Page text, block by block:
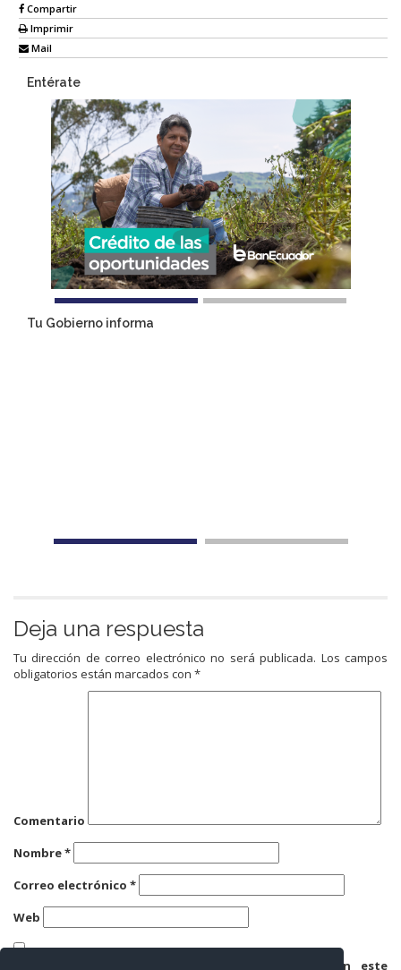
Compartir
Imprimir
Mail
Entérate
Tu Gobierno informa
Deja una respuesta
Tu dirección de correo electrónico no será publicada. Los campos
obligatorios están marcados con *
Comentario
Nombre*
Correo electrónico *
Web
Guarda mi nombre, correo electrónico y web en este